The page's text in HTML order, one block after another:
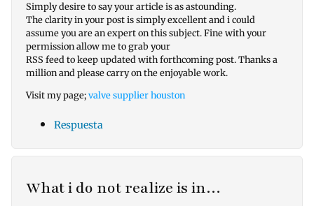
Simply desire to say your article is as astounding.
The clarity in your post is simply excellent and i could
assume you are an expert on this subject. Fine with your
permission allow me to grab your
RSS feed to keep updated with forthcoming post. Thanks a
million and please carry on the enjoyable work.
Visit my page;valve supplier houston
Respuesta
What i do not realize is in…